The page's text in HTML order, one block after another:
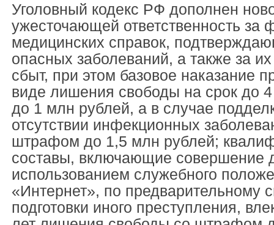
Уголовный кодекс РФ дополнен
ужесточающей ответственность
медицинских справок,
опасных заболеваний, а также за
сбыт, при этом базовое наказание
виде лишения свободы на срок до
до 1 млн рублей, а в случае
отсутствии инфекционных
штрафом до 1,5 млн рублей;
составы, включающие совершение
использованием служебного
«Интернет», по предварительному
подготовки иного преступления,